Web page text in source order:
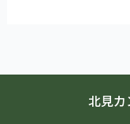
北見カ